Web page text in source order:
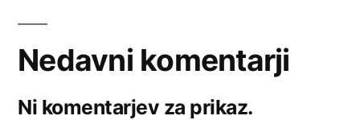
Nedavni komentarji
Ni komentarjev za prikaz.